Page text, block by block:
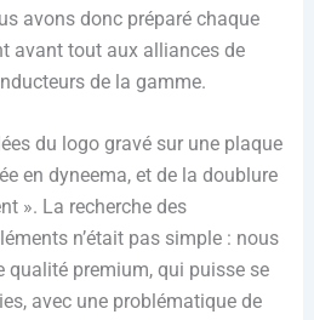
avons donc préparé chaque
avant tout aux alliances de
de la gamme.
du logo gravé sur une plaque
en dyneema, et de la doublure
». La recherche des
n’était pas simple : nous
qualité premium, qui puisse se
avec une problématique de